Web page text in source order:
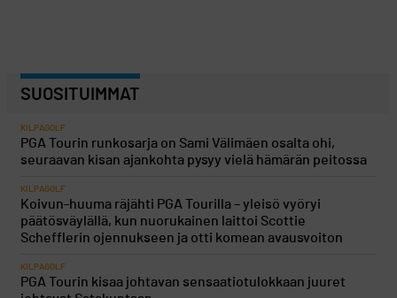
SUOSITUIMMAT
KILPAGOLF
PGA Tourin runkosarja on Sami Välimäen osalta ohi,
seuraavan kisan ajankohta pysyy vielä hämärän peitossa
KILPAGOLF
Koivun-huuma räjähti PGA Tourilla – yleisö vyöryi
päätösväylällä, kun nuorukainen laittoi Scottie
Schefflerin ojennukseen ja otti komean avausvoiton
KILPAGOLF
PGA Tourin kisaa johtavan sensaatiotulokkaan juuret